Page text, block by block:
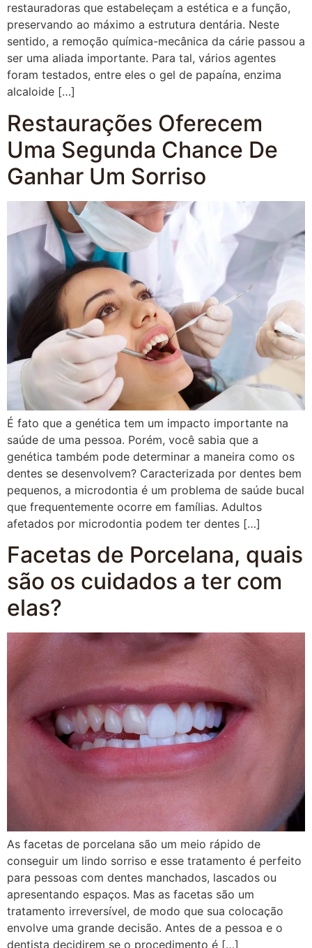
restauradoras que estabeleçam a estética e a função,
preservando ao máximo a estrutura dentária. Neste
sentido, a remoção química-mecânica da cárie passou a
ser uma aliada importante. Para tal, vários agentes
foram testados, entre eles o gel de papaína, enzima
alcaloide […]
Restaurações Oferecem
Uma Segunda Chance De
Ganhar Um Sorriso
É fato que a genética tem um impacto importante na
saúde de uma pessoa. Porém, você sabia que a
genética também pode determinar a maneira como os
dentes se desenvolvem? Caracterizada por dentes bem
pequenos, a microdontia é um problema de saúde bucal
que frequentemente ocorre em famílias. Adultos
afetados por microdontia podem ter dentes […]
Facetas de Porcelana, quais
são os cuidados a ter com
elas?
As facetas de porcelana são um meio rápido de
conseguir um lindo sorriso e esse tratamento é perfeito
para pessoas com dentes manchados, lascados ou
apresentando espaços. Mas as facetas são um
tratamento irreversível, de modo que sua colocação
envolve uma grande decisão. Antes de a pessoa e o
dentista decidirem se o procedimento é […]